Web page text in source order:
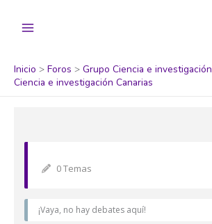
Inicio Foros
Grupo Ciencia e investigación
Ciencia e investigación Canarias
0 Temas
¡Vaya, no hay debates aquí!